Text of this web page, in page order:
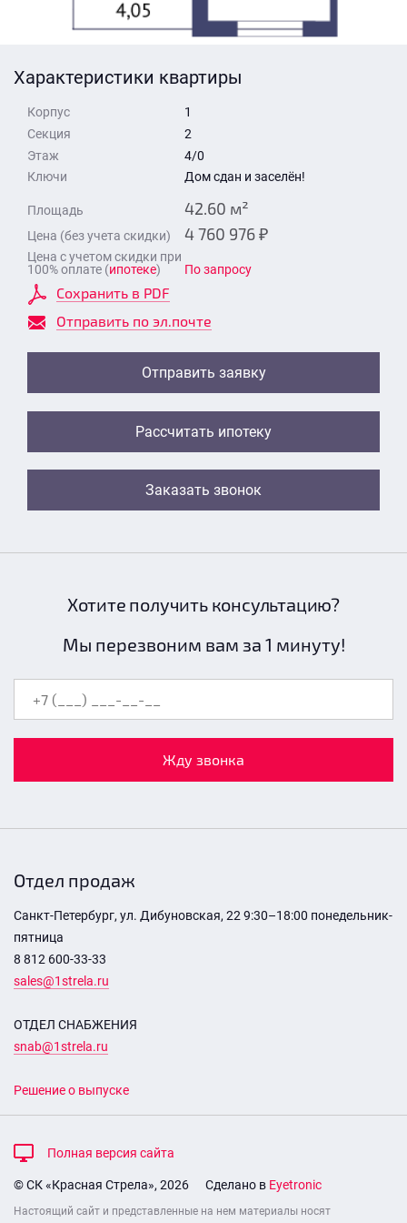
Характеристики квартиры
Корпус
1
Секция
2
Этаж
4/0
Ключи
Дом сдан и заселён!
Площадь 42.60 м²
Цена (без учета скидки) 4 760 976 ₽
Цена с учетом скидки при
100% оплате (ипотеке) По запросу
Сохранить в PDF
Отправить по эл.почте
Отправить заявку
Рассчитать ипотеку
Заказать звонок
Отправить
Отправить
Отправить
Хотите получить консультацию?
Мы перезвоним вам за 1 минуту!
Жду звонка
Отдел продаж
Санкт-Петербург, ул. Дибуновская, 22 9:30–18:00 понедельник-
пятница
8 812 600-33-33
sales@1strela.ru
ОТДЕЛ СНАБЖЕНИЯ
snab@1strela.ru
Решение о выпуске
Полная версия сайта
© СК «Красная Стрела», 2026 Сделано в Eyetronic
Настоящий сайт и представленные на нем материалы носят